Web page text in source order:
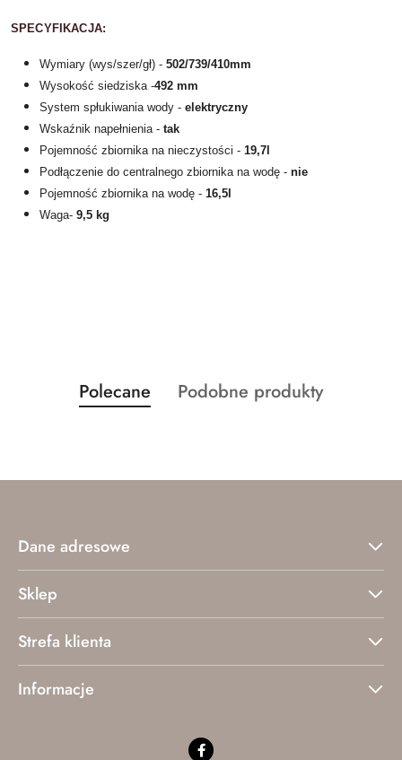
SPECYFIKACJA:
Wymiary (wys/szer/gł) - 502/739/410mm
Wysokość siedziska -492 mm
System spłukiwania wody - elektryczny
Wskaźnik napełnienia - tak
Pojemność zbiornika na nieczystości - 19,7l
Podłączenie do centralnego zbiornika na wodę - nie
Pojemność zbiornika na wodę - 16,5l
Waga- 9,5 kg
Pomiń karuzelę produktów
Produkty
o
Polecane
Produkty
Podobne produkty
Dane adresowe
Sklep
Strefa klienta
Informacje